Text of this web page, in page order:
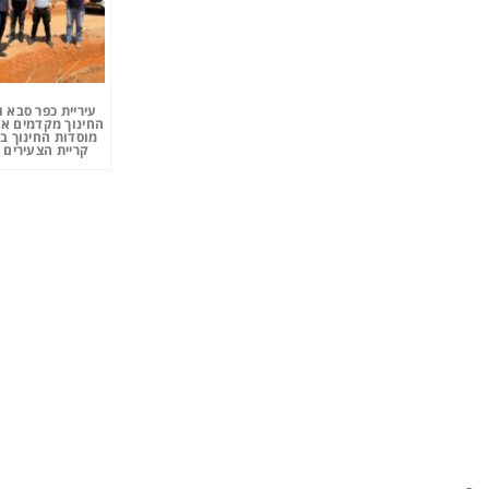
עיריית כפר
החינוך מקדמים
מוסדות החינוך
קריית